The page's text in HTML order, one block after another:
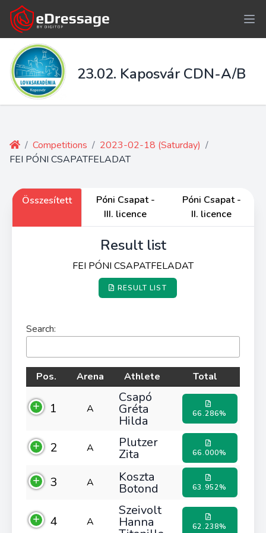
23.02. Kaposvár CDN-A/B
/ Competitions / 2023-02-18 (Saturday) /
FEI PÓNI CSAPATFELADAT
Összesített
Póni Csapat -
III. licence
Póni Csapat -
II. licence
Result list
FEI PÓNI CSAPATFELADAT
RESULT LIST
Search:
Pos. Arena Athlete Total
1 A
Csapó
Gréta
Hilda 66.286%
2 A Plutzer
Zita 66.000%
3 A Koszta
Botond 63.952%
4 A
Szeivolt
Hanna 62.238%